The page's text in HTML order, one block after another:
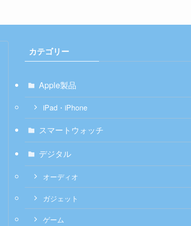
カテゴリー
Apple製品
iPad・iPhone
スマートウォッチ
デジタル
オーディオ
ガジェット
ゲーム